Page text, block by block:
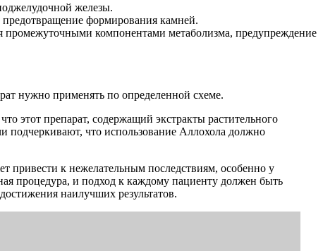
железы.
формирования камней.
промежуточными компонентами метаболизма, предупреждение
нужно применять по определенной схеме.
этот препарат, содержащий экстракты растительного
подчеркивают, что использование Аллохола должно
привести к нежелательным последствиям, особенно у
процедура, и подход к каждому пациенту должен быть
наилучших результатов.